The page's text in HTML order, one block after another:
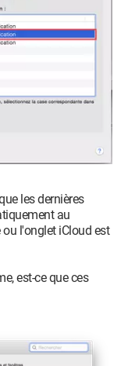
les dernières
au
l'onglet iCloud est
est-ce que ces